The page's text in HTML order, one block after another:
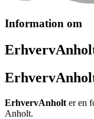
Information om
ErhvervAnholt er en
Anholt.